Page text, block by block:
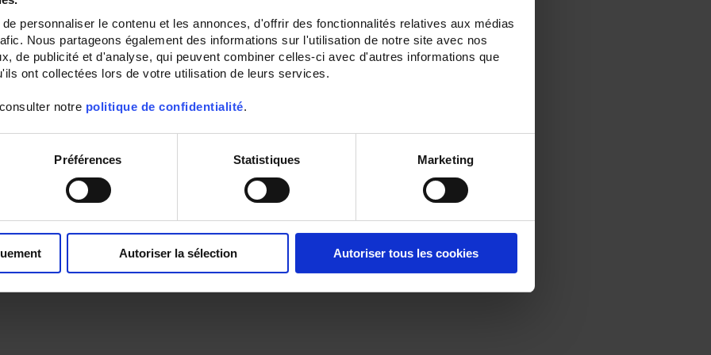
personnaliser le contenu et les annonces, d'offrir des fonctionnalités relatives aux médias
Nous partageons également des informations sur l'utilisation de notre site avec nos
de publicité et d'analyse, qui peuvent combiner celles-ci avec d'autres informations que
ont collectées lors de votre utilisation de leurs services.
notre politique de confidentialité.
Préférences Statistiques Marketing
Autoriser la sélection Autoriser tous les cookies